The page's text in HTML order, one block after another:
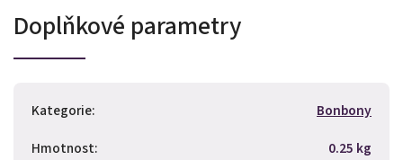
Doplňkové parametry
Kategorie:
Bonbony
Hmotnost:
0.25 kg